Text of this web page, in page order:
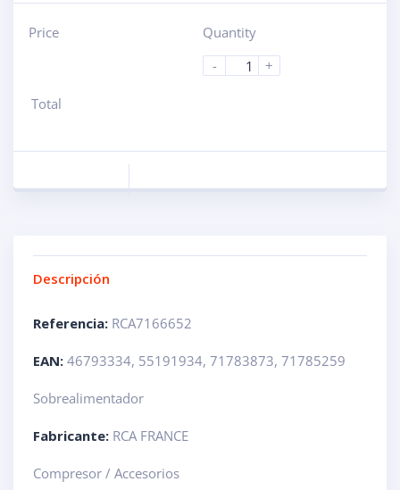
Price
Quantity
-
+
Total
Descripción
Referencia: RCA7166652
EAN: 46793334, 55191934, 71783873, 71785259
Sobrealimentador
Fabricante: RCA FRANCE
Compresor / Accesorios